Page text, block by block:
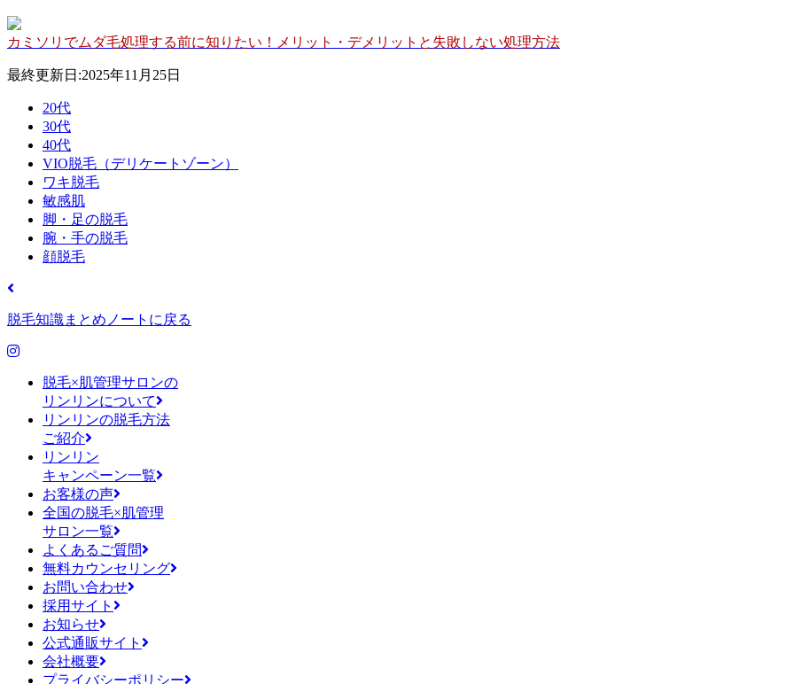
カミソリでムダ毛処理する前に知りたい！メリット・デメリットと失敗しない処理方法
最終更新日:2025年11月25日
20代
30代
40代
VIO脱毛（デリケートゾーン）
ワキ脱毛
敏感肌
脚・足の脱毛
腕・手の脱毛
顔脱毛
脱毛知識まとめノートに戻る
脱毛×肌管理サロンの
リンリンについて
リンリンの脱毛方法
ご紹介
リンリン
キャンペーン一覧
お客様の声
全国の脱毛×肌管理
サロン一覧
よくあるご質問
無料カウンセリング
お問い合わせ
採用サイト
お知らせ
公式通販サイト
会社概要
プライバシーポリシー